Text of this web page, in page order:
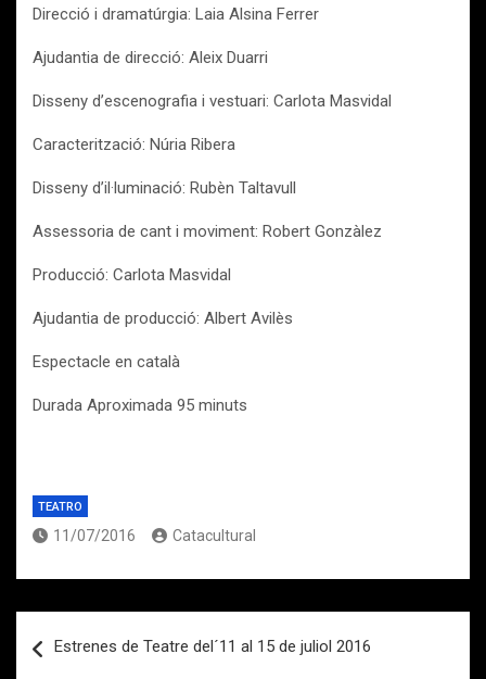
Direcció i dramatúrgia: Laia Alsina Ferrer
Ajudantia de direcció: Aleix Duarri
Disseny d’escenografia i vestuari: Carlota Masvidal
Caracterització: Núria Ribera
Disseny d’il·luminació: Rubèn Taltavull
Assessoria de cant i moviment: Robert Gonzàlez
Producció: Carlota Masvidal
Ajudantia de producció: Albert Avilès
Espectacle en català
Durada Aproximada 95 minuts
TEATRO
11/07/2016 Catacultural
de
Estrenes de Teatre del´11 al 15 de juliol 2016